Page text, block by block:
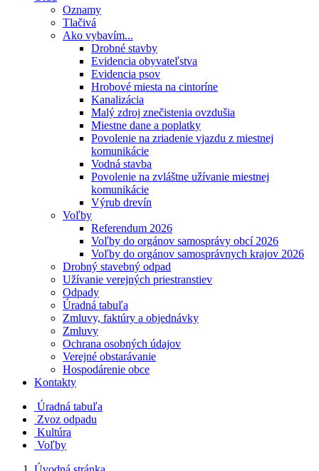
Oznamy
Tlačivá
Ako vybavím...
Drobné stavby
Evidencia obyvateľstva
Evidencia psov
Hrobové miesta na cintoríne
Kanalizácia
Malý zdroj znečistenia ovzdušia
Miestne dane a poplatky
Povolenie na zriadenie vjazdu z miestnej
komunikácie
Vodná stavba
Povolenie na zvláštne užívanie miestnej
komunikácie
Výrub drevín
Voľby
Referendum 2026
Voľby do orgánov samosprávy obcí 2026
Voľby do orgánov samosprávnych krajov 2026
Drobný stavebný odpad
Užívanie verejných priestranstiev
Odpady
Úradná tabuľa
Zmluvy, faktúry a objednávky
Zmluvy
Ochrana osobných údajov
Verejné obstarávanie
Hospodárenie obce
Kontakty
Úradná tabuľa
Zvoz odpadu
Kultúra
Voľby